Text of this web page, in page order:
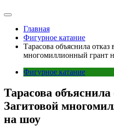
Главная
Фигурное катание
Тарасова объяснила отказ
многомиллионный грант
Фигурное катание
Тарасова
Загитовой
на шоу